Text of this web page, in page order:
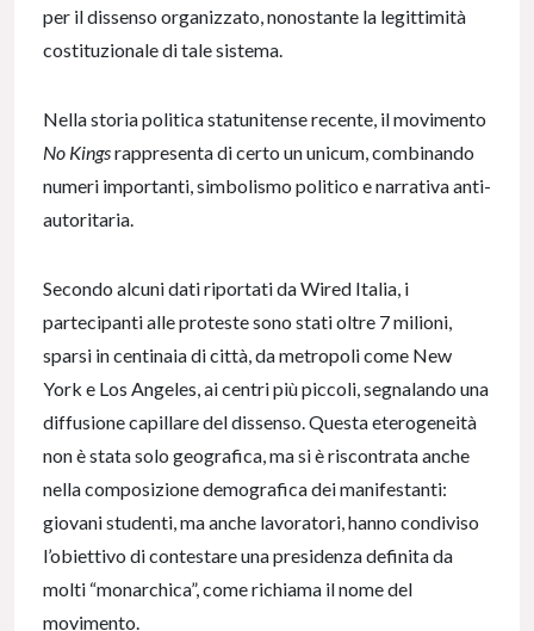
per il dissenso organizzato, nonostante la legittimità
costituzionale di tale sistema.
Nella storia politica statunitense recente, il movimento
No Kingsrappresenta di certo un unicum, combinando
numeri importanti, simbolismo politico e narrativa anti-
autoritaria.
Secondo alcuni dati riportati da Wired Italia, i
partecipanti alle proteste sono stati oltre 7 milioni,
sparsi in centinaia di città, da metropoli come New
York e Los Angeles, ai centri più piccoli, segnalando una
diffusione capillare del dissenso. Questa eterogeneità
non è stata solo geografica, ma si è riscontrata anche
nella composizione demografica dei manifestanti:
giovani studenti, ma anche lavoratori, hanno condiviso
l’obiettivo di contestare una presidenza definita da
molti “monarchica”, come richiama il nome del
movimento.